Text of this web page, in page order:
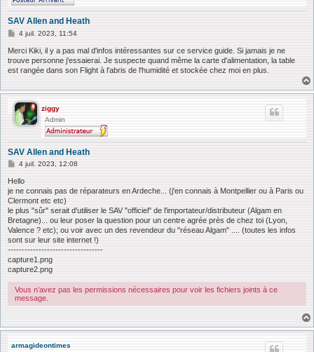
SAV Allen and Heath
M
s
s
g
4 juil. 2023, 11:54
Merci Kiki, il y a pas mal d'infos intéressantes sur ce service guide. Si jamais je ne
trouve personne j'essaierai. Je suspecte quand même la carte d'alimentation, la table
est rangée dans son Flight à l'abris de l'humidité et stockée chez moi en plus.
ziggy
Admin
SAV Allen and Heath
M
s
s
g
e
4 juil. 2023, 12:08
Hello
je ne connais pas de réparateurs en Ardeche... (j'en connais à Montpellier ou à Paris ou
Clermont etc etc)
le plus "sûr" serait d'utiliser le SAV "officiel" de l'importateur/distributeur (Algam en
Bretagne)... ou leur poser la question pour un centre agrée près de chez toi (Lyon,
Valence ? etc); ou voir avec un des revendeur du "réseau Algam" .... (toutes les infos
sont sur leur site internet !)
----------------------------------
capture1.png
capture2.png
Vous n’avez pas les permissions nécessaires pour voir les fichiers joints à ce
message.
armagideontimes